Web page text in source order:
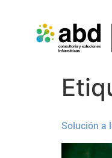
Solución a